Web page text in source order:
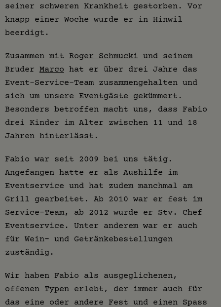
seiner schweren Krankheit gestorben. Vor
knapp einer Woche wurde er in Hinwil
beerdigt.
Zusammen mit Roger Schmucki und seinem
Bruder Marco hat er über drei Jahre das
Event-Service-Team zusammengehalten und
sich um unsere Eventgäste gekümmert.
Besonders betroffen macht uns, dass Fabio
drei Kinder im Alter zwischen 11 und 18
Jahren hinterlässt.
Fabio war seit 2009 bei uns tätig.
Angefangen hatte er als Aushilfe im
Eventservice und hat zudem manchmal am
Grill gearbeitet. Ab 2010 war er fest im
Service-Team, ab 2012 wurde er Stv. Chef
Eventservice. Unter anderem war er auch
für Wein- und Getränkebestellungen
zuständig.
Wir haben Fabio als ausgeglichenen,
offenen Typen erlebt, der immer auch für
das eine oder andere Fest und einen Spass